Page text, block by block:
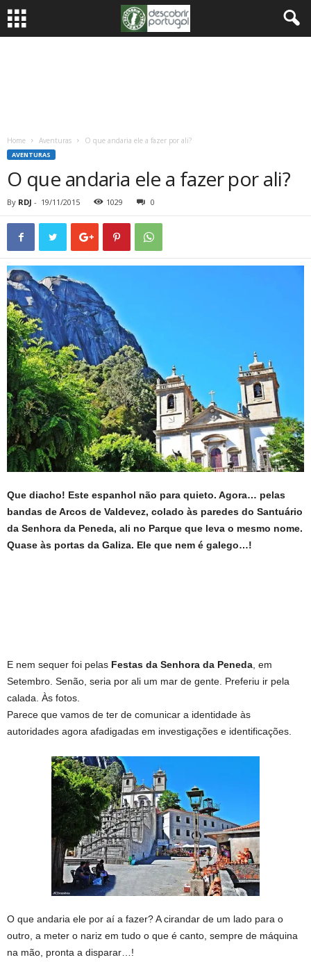
Home Aventuras O que andaria ele a fazer por ali?
AVENTURAS
O que andaria ele a fazer por ali?
By RDJ - 19/11/2015 1029 0
Que diacho! Este espanhol não para quieto. Agora… pelas
bandas de Arcos de Valdevez, colado às paredes do Santuário
da Senhora da Peneda, ali no Parque que leva o mesmo nome.
Quase às portas da Galiza. Ele que nem é galego…!
E nem sequer foi pelas Festas da Senhora da Peneda , em
Setembro. Senão, seria por ali um mar de gente. Preferiu ir pela
calada. Às fotos.
Parece que vamos de ter de comunicar a identidade às
autoridades agora afadigadas em investigações e identificações.
O que andaria ele por aí a fazer? A cirandar de um lado para o
outro, a meter o nariz em tudo o que é canto, sempre de máquina
na mão, pronta a disparar…!